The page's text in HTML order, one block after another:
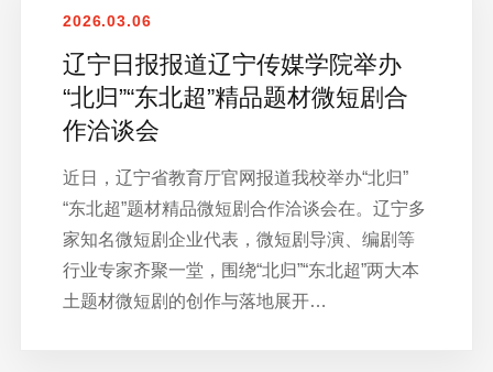
2026.03.06
辽宁日报报道辽宁传媒学院举办
“北归”“东北超”精品题材微短剧合
作洽谈会
近日，辽宁省教育厅官网报道我校举办“北归”
“东北超”题材精品微短剧合作洽谈会在。辽宁多
家知名微短剧企业代表，微短剧导演、编剧等
行业专家齐聚一堂，围绕“北归”“东北超”两大本
土题材微短剧的创作与落地展开…